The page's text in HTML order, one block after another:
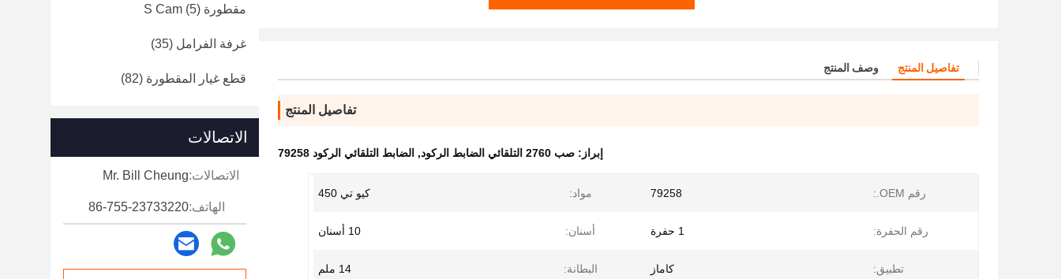
تفاصيل المنتج وصف المنتج
تفاصيل المنتج
إبراز: صب 2760 التلقائي الضابط الركود , الضابط التلقائي الركود 79258
رقم OEM.: 79258 مواد: كيو تي 450
رقم الحفرة: 1 حفرة أسنان: 10 أسنان
تطبيق: كاماز البطانة: 14 ملم
مقطورة S Cam (5)
غرفة الفرامل (35)
قطع غيار المقطورة (82)
الاتصالات
الاتصالات:Mr. Bill Cheung
الهاتف:86-755-23733220